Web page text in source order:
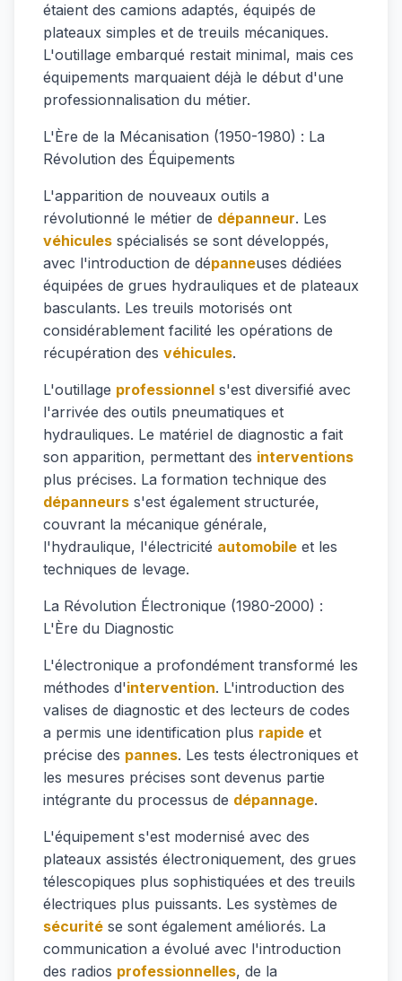
étaient des camions adaptés, équipés de
plateaux simples et de treuils mécaniques.
L'outillage embarqué restait minimal, mais ces
équipements marquaient déjà le début d'une
professionnalisation du métier.
L'Ère de la Mécanisation (1950-1980) : La
Révolution des Équipements
L'apparition de nouveaux outils a
révolutionné le métier de dépanneur. Les
véhicules spécialisés se sont développés,
avec l'introduction de dépanneuses dédiées
équipées de grues hydrauliques et de plateaux
basculants. Les treuils motorisés ont
considérablement facilité les opérations de
récupération des véhicules.
L'outillage professionnel s'est diversifié avec
l'arrivée des outils pneumatiques et
hydrauliques. Le matériel de diagnostic a fait
son apparition, permettant des interventions
plus précises. La formation technique des
dépanneurs s'est également structurée,
couvrant la mécanique générale,
l'hydraulique, l'électricité automobile et les
techniques de levage.
La Révolution Électronique (1980-2000) :
L'Ère du Diagnostic
L'électronique a profondément transformé les
méthodes d'intervention. L'introduction des
valises de diagnostic et des lecteurs de codes
a permis une identification plus rapide et
précise des pannes. Les tests électroniques et
les mesures précises sont devenus partie
intégrante du processus de dépannage.
L'équipement s'est modernisé avec des
plateaux assistés électroniquement, des grues
télescopiques plus sophistiquées et des treuils
électriques plus puissants. Les systèmes de
sécurité se sont également améliorés. La
communication a évolué avec l'introduction
des radios professionnelles, de la